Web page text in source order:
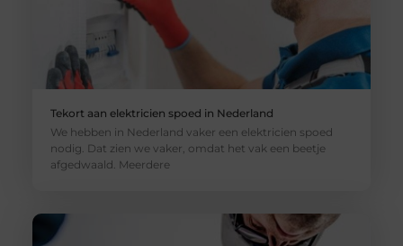
Tekort aan elektricien spoed in Nederland
We hebben in Nederland vaker een elektricien spoed
nodig. Dat zien we vaker, omdat het vak een beetje
afgedwaald. Meerdere